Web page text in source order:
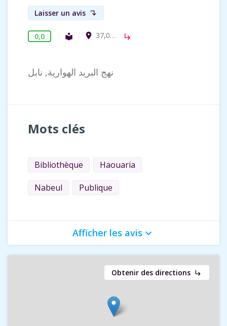
Laisser un avis subdirectory_arrow_left
0,0 local_library Bibliothèque publique
room 37,0506098, 10,9904863 subdirectory_arrow_right
نهج البريد الهوارية, نابل
Mots clés
Bibliothèque Haouaria
Nabeul Publique
Afficher les avis keyboard_arrow_down
Obtenir des directions subdirectory_arrow_right